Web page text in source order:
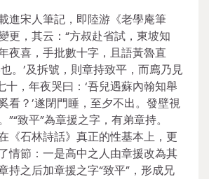
進宋人筆記，即陸游《老學庵筆
更，其云：“方叔赴省試，東坡知
夜喜，手批數十字，且語黃魯直
。’及拆號，則章持致平，而廌乃見
十，年夜哭曰：‘吾兒遇蘇內翰知舉
看？’遂閉門睡，至夕不出。發壁視
致平”為章援之字，有弟章持。
《石林詩話》真正的性基本上，更
情節：一是高中之人由章援改為其
持之后加章援之字“致平”，形成兄